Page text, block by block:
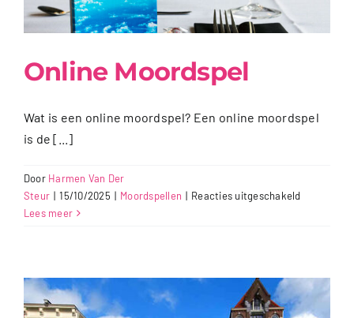
Blog
Beschikbaarheid Aanvragen
Online Moordspel
Wat is een online moordspel? Een online moordspel
is de [...]
Door Harmen Van Der
Steur | 15/10/2025 | Moordspellen | Reacties uitgeschakeld
Lees meer